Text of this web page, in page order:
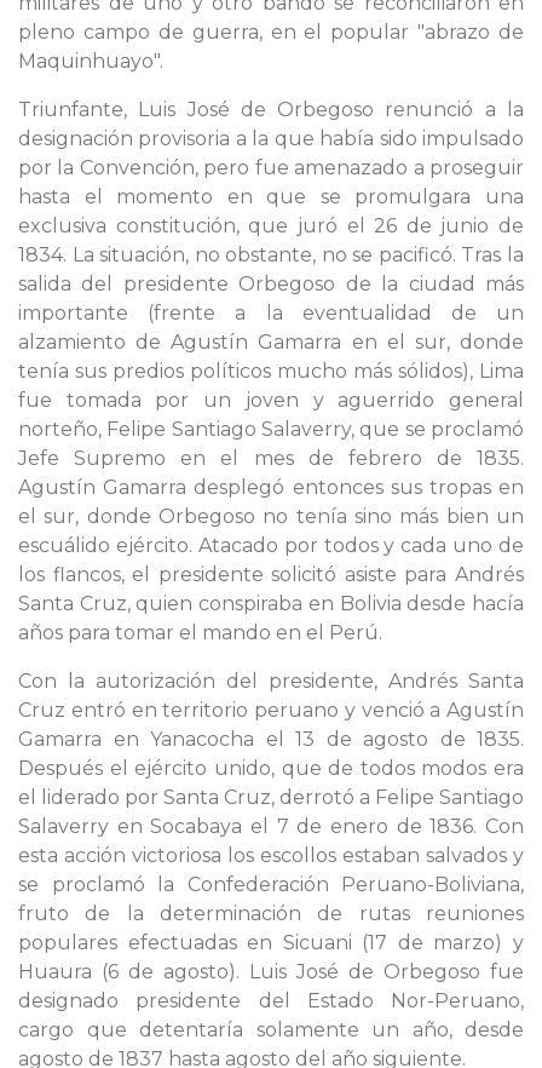
pleno campo de guerra, en el popular "abrazo de
Maquinhuayo".
Triunfante, Luis José de Orbegoso renunció a la
designación provisoria a la que había sido impulsado
por la Convención, pero fue amenazado a proseguir
hasta el momento en que se promulgara una
exclusiva constitución, que juró el 26 de junio de
1834. La situación, no obstante, no se pacificó. Tras la
salida del presidente Orbegoso de la ciudad más
importante (frente a la eventualidad de un
alzamiento de Agustín Gamarra en el sur, donde
tenía sus predios políticos mucho más sólidos), Lima
fue tomada por un joven y aguerrido general
norteño, Felipe Santiago Salaverry, que se proclamó
Jefe Supremo en el mes de febrero de 1835.
Agustín Gamarra desplegó entonces sus tropas en
el sur, donde Orbegoso no tenía sino más bien un
escuálido ejército. Atacado por todos y cada uno de
los flancos, el presidente solicitó asiste para Andrés
Santa Cruz, quien conspiraba en Bolivia desde hacía
años para tomar el mando en el Perú.
Con la autorización del presidente, Andrés Santa
Cruz entró en territorio peruano y venció a Agustín
Gamarra en Yanacocha el 13 de agosto de 1835.
Después el ejército unido, que de todos modos era
el liderado por Santa Cruz, derrotó a Felipe Santiago
Salaverry en Socabaya el 7 de enero de 1836. Con
esta acción victoriosa los escollos estaban salvados y
se proclamó la Confederación Peruano-Boliviana,
fruto de la determinación de rutas reuniones
populares efectuadas en Sicuani (17 de marzo) y
Huaura (6 de agosto). Luis José de Orbegoso fue
designado presidente del Estado Nor-Peruano,
cargo que detentaría solamente un año, desde
agosto de 1837 hasta agosto del año siguiente.